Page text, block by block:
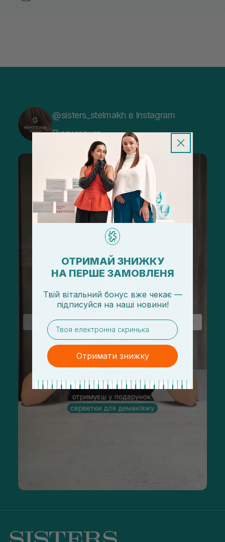
@sisters_stelmakh в Instagram
Підписатися
ОТРИМАЙ ЗНИЖКУ
НА ПЕРШЕ ЗАМОВЛЕНЯ
Твій вітальний бонус вже чекає —
підписуйся на наші новини!
email
Отримати знижку